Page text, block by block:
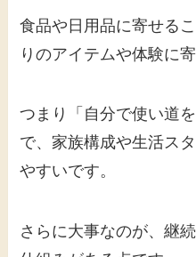
食品や日用品に寄せる
りのアイテムや体験に
つまり「自分で使い道
で、家族構成や生活ス
やすいです。
さらに大事なのが、継